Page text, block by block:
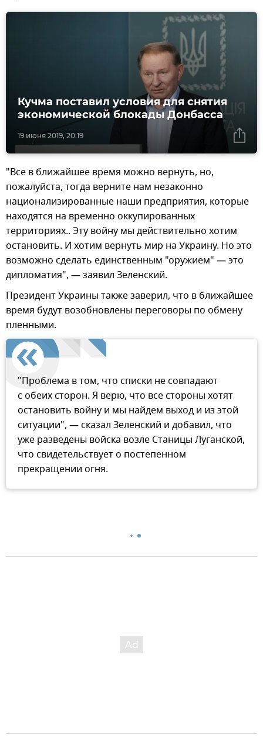
19 июня 2019, 20:19
Кучма поставил условия для снятия
экономической блокады Донбасса
"Все в ближайшее время можно вернуть, но,
пожалуйста, тогда верните нам незаконно
национализированные наши предприятия, которые
находятся на временно оккупированных
территориях.. Эту войну мы действительно хотим
остановить. И хотим вернуть мир на Украину. Но это
возможно сделать единственным "оружием" — это
дипломатия", — заявил Зеленский.
Президент Украины также заверил, что в ближайшее
время будут возобновлены переговоры по обмену
пленными.
"Проблема в том, что списки не совпадают
с обеих сторон. Я верю, что все стороны хотят
остановить войну и мы найдем выход и из этой
ситуации", — сказал Зеленский и добавил, что
уже разведены войска возле Станицы Луганской,
что свидетельствует о постепенном
прекращении огня.